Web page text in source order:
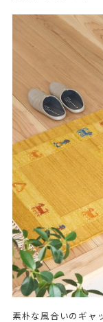
素朴な風合いのギャ